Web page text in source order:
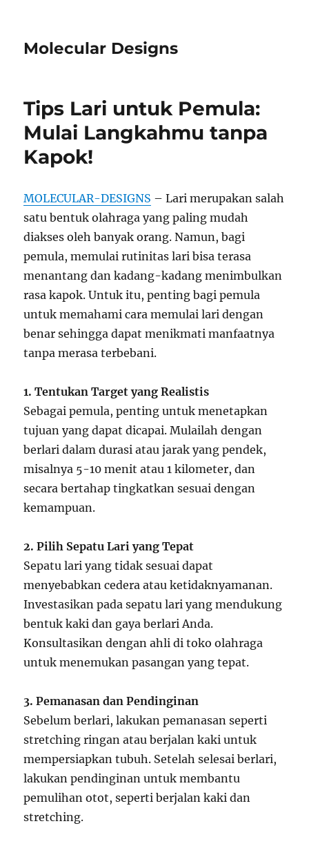
Molecular Designs
Tips Lari untuk Pemula:
Mulai Langkahmu tanpa
Kapok!
MOLECULAR-DESIGNS – Lari merupakan salah
satu bentuk olahraga yang paling mudah
diakses oleh banyak orang. Namun, bagi
pemula, memulai rutinitas lari bisa terasa
menantang dan kadang-kadang menimbulkan
rasa kapok. Untuk itu, penting bagi pemula
untuk memahami cara memulai lari dengan
benar sehingga dapat menikmati manfaatnya
tanpa merasa terbebani.
1. Tentukan Target yang Realistis
Sebagai pemula, penting untuk menetapkan
tujuan yang dapat dicapai. Mulailah dengan
berlari dalam durasi atau jarak yang pendek,
misalnya 5-10 menit atau 1 kilometer, dan
secara bertahap tingkatkan sesuai dengan
kemampuan.
2. Pilih Sepatu Lari yang Tepat
Sepatu lari yang tidak sesuai dapat
menyebabkan cedera atau ketidaknyamanan.
Investasikan pada sepatu lari yang mendukung
bentuk kaki dan gaya berlari Anda.
Konsultasikan dengan ahli di toko olahraga
untuk menemukan pasangan yang tepat.
3. Pemanasan dan Pendinginan
Sebelum berlari, lakukan pemanasan seperti
stretching ringan atau berjalan kaki untuk
mempersiapkan tubuh. Setelah selesai berlari,
lakukan pendinginan untuk membantu
pemulihan otot, seperti berjalan kaki dan
stretching.